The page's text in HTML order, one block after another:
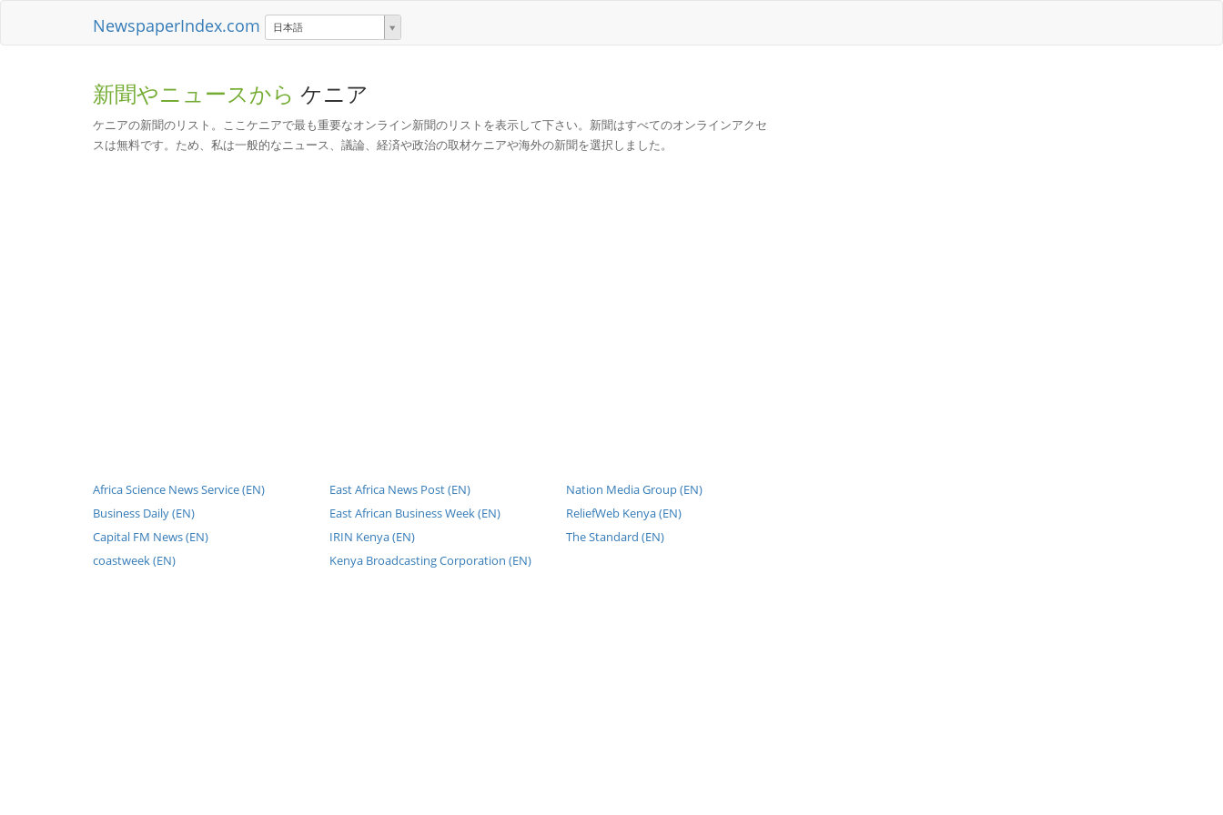
NewspaperIndex.com 日本語
新聞やニュースから ケニア
ケニアの新聞のリスト。ここケニアで最も重要なオンライン新聞のリストを表示して下さい。新聞はすべてのオンラインアクセ
スは無料です。ため、私は一般的なニュース、議論、経済や政治の取材ケニアや海外の新聞を選択しました。
Africa Science News Service (EN)
Business Daily (EN)
Capital FM News (EN)
coastweek (EN)
East Africa News Post (EN)
East African Business Week (EN)
IRIN Kenya (EN)
Kenya Broadcasting Corporation (EN)
Nation Media Group (EN)
ReliefWeb Kenya (EN)
The Standard (EN)